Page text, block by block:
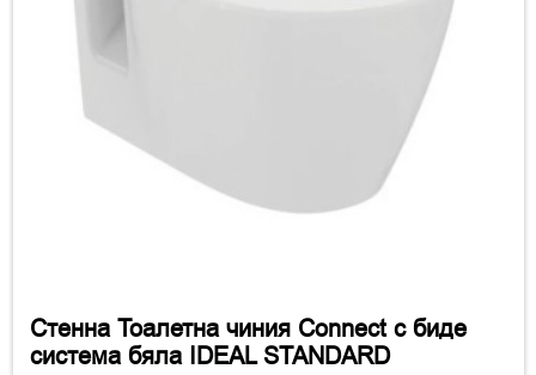
Стенна Тоалетна чиния Connect с биде
система бяла IDEAL STANDARD